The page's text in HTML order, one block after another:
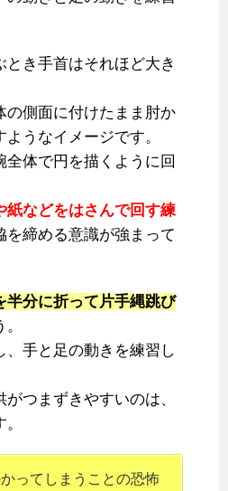
とき手首はそれほど大き
の側面に付けたまま肘か
うなイメージです。
全体で円を描くように回
紙などをはさんで回す練
を締める意識が強まって
半分に折って片手縄跳び
、手と足の動きを練習し
つまずきやすいのは、
ってしまうことの恐怖